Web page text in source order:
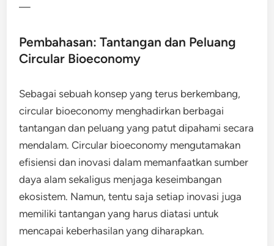
—
Pembahasan: Tantangan dan Peluang
Circular Bioeconomy
Sebagai sebuah konsep yang terus berkembang,
circular bioeconomy menghadirkan berbagai
tantangan dan peluang yang patut dipahami secara
mendalam. Circular bioeconomy mengutamakan
efisiensi dan inovasi dalam memanfaatkan sumber
daya alam sekaligus menjaga keseimbangan
ekosistem. Namun, tentu saja setiap inovasi juga
memiliki tantangan yang harus diatasi untuk
mencapai keberhasilan yang diharapkan.